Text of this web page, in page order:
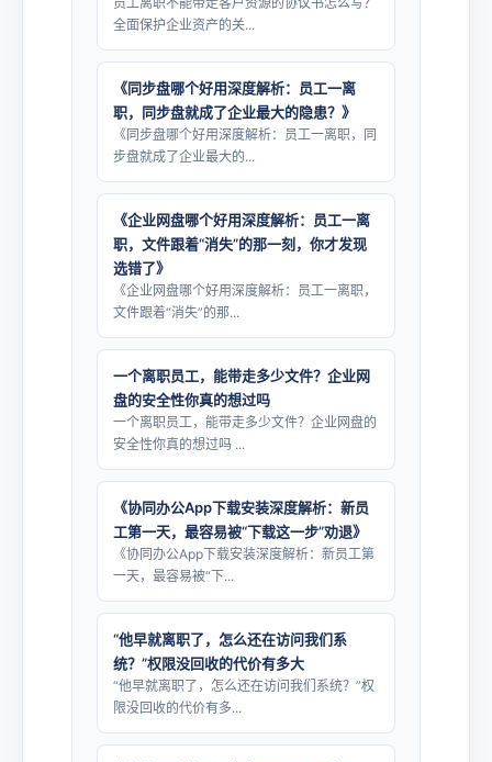
全面保护企业资产的关...
《同步盘哪个好用深度解析：员工一离
职，同步盘就成了企业最大的隐患？》
《同步盘哪个好用深度解析：员工一离职，同
步盘就成了企业最大的...
《企业网盘哪个好用深度解析：员工一离
职，文件跟着“消失”的那一刻，你才发现
选错了》
《企业网盘哪个好用深度解析：员工一离职，
文件跟着“消失”的那...
一个离职员工，能带走多少文件？企业网
盘的安全性你真的想过吗
一个离职员工，能带走多少文件？企业网盘的
安全性你真的想过吗 ...
《协同办公App下载安装深度解析：新员
工第一天，最容易被“下载这一步”劝退》
《协同办公App下载安装深度解析：新员工第
一天，最容易被“下...
“他早就离职了，怎么还在访问我们系
统？”权限没回收的代价有多大
“他早就离职了，怎么还在访问我们系统？”权
限没回收的代价有多...